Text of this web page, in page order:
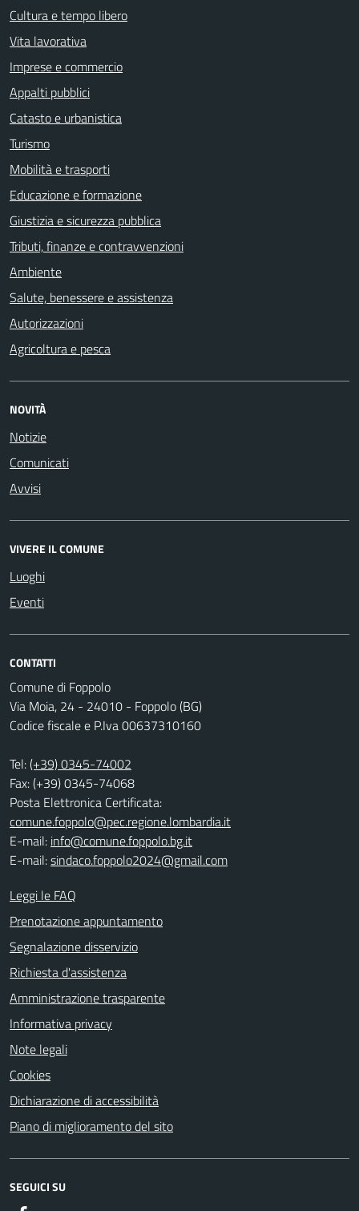
Cultura e tempo libero
Vita lavorativa
Imprese e commercio
Appalti pubblici
Catasto e urbanistica
Turismo
Mobilità e trasporti
Educazione e formazione
Giustizia e sicurezza pubblica
Tributi, finanze e contravvenzioni
Ambiente
Salute, benessere e assistenza
Autorizzazioni
Agricoltura e pesca
NOVITÀ
Notizie
Comunicati
Avvisi
VIVERE IL COMUNE
Luoghi
Eventi
CONTATTI
Comune di Foppolo
Via Moia, 24 - 24010 - Foppolo (BG)
Codice fiscale e P.Iva 00637310160
Tel:(+39) 0345-74002
Fax: (+39) 0345-74068
Posta Elettronica Certificata:
comune.foppolo@pec.regione.lombardia.it
E-mail: info@comune.foppolo.bg.it
E-mail:sindaco.foppolo2024@gmail.com
Leggi le FAQ
Prenotazione appuntamento
Segnalazione disservizio
Richiesta d'assistenza
Amministrazione trasparente
Informativa privacy
Note legali
Cookies
Dichiarazione di accessibilità
Piano di miglioramento del sito
SEGUICI SU